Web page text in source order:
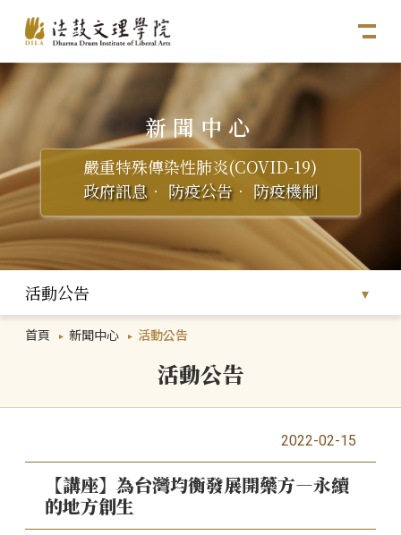
新聞中心
嚴重特殊傳染性肺炎(COVID-19)
政府訊息． 防疫公告． 防疫機制
活動公告
首頁 新聞中心 活動公告
活動公告
2022-02-15
【講座】為台灣均衡發展開藥方—永續
的地方創生